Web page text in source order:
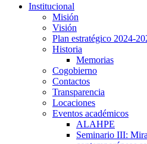
Institucional
Misión
Visión
Plan estratégico 2024-
Historia
Memorias
Cogobierno
Contactos
Transparencia
Locaciones
Eventos académicos
ALAHPE
Seminario III: